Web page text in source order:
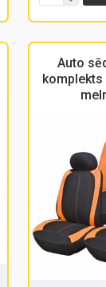
Auto
komplekts